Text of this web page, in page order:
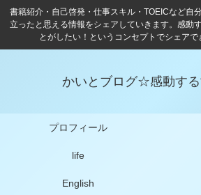
書籍紹介・自己啓発・仕事スキル・TOEICなど自
立ったと思える情報をシェアしていきます。感動
とがしたい！というコンセプトでシェアで
かいとブログ☆感動する
プロフィール
life
English